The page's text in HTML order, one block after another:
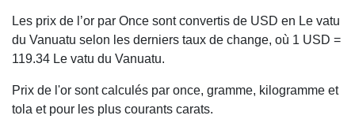
Les prix de l’or par Once sont convertis de USD en Le vatu
du Vanuatu selon les derniers taux de change, où 1 USD =
119.34 Le vatu du Vanuatu.
Prix de l'or sont calculés par once, gramme, kilogramme et
tola et pour les plus courants carats.